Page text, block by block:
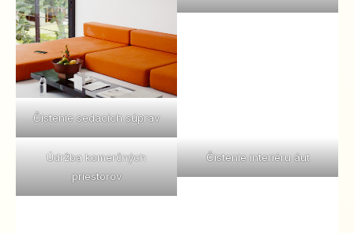
Čistenie sedacích súprav
Údržba komerčných
priestorov
Čistenie interiéru áut